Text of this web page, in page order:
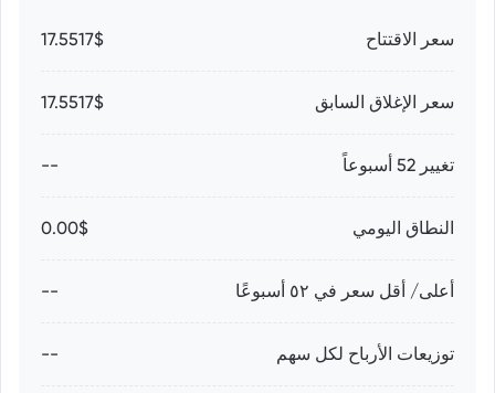
سعر الاقتتاح 17.5517$
سعر الإغلاق السابق 17.5517$
تغيير 52 أسبوعاً --
النطاق اليومي 0.00$
أعلى/ أقل سعر في ٥٢ أسبوعًا --
توزيعات الأرباح لكل سهم --